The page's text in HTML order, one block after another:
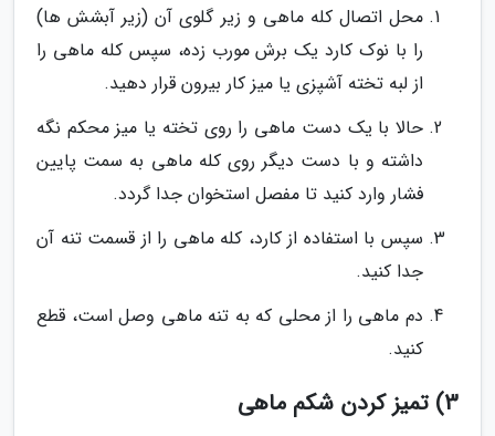
محل اتصال کله ماهی و زیر گلوی آن (زیر آبشش ها)
را با نوک کارد یک برش مورب زده، سپس کله ماهی را
از لبه تخته آشپزی یا میز کار بیرون قرار دهید.
حالا با یک دست ماهی را روی تخته یا میز محکم نگه
داشته و با دست دیگر روی کله ماهی به سمت پایین
فشار وارد کنید تا مفصل استخوان جدا گردد.
سپس با استفاده از کارد، کله ماهی را از قسمت تنه آن
جدا کنید.
دم ماهی را از محلی که به تنه ماهی وصل است، قطع
کنید.
3) تمیز کردن شکم ماهی